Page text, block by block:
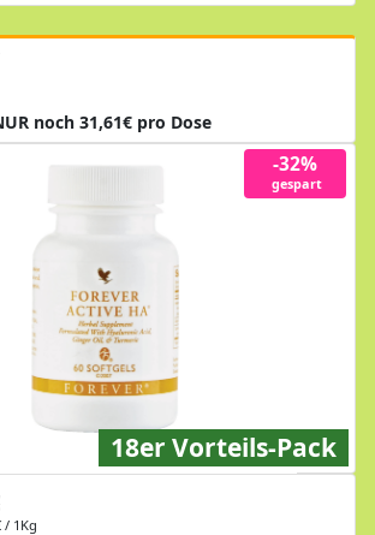
noch 31,61€ pro Dose
-32%
gespart
18er Vorteils-Pack
/ 1Kg